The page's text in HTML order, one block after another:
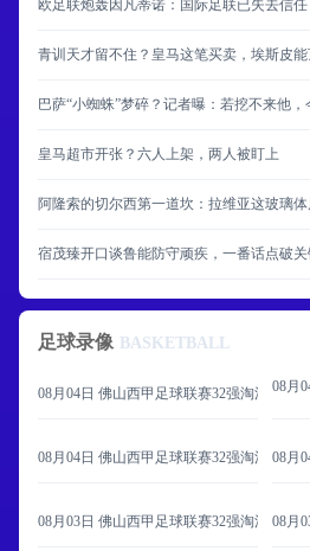
欧足联炮轰因凡蒂诺：国际足联已失去信
青训天才留不住？皇马这笔买卖，埃斯皮
巴萨“小蜘蛛”梦碎？记者曝：若挖不来他
皇马超市开张？六人上架，两人被盯上
阿隆索的切尔西第一道坎：拉维亚这玻璃体
宿茂臻开口谈鲁能防守顽疾，一番话点破
足球录像 BASKETBALL
08月04日 佛山西甲足球联赛32强淘汰赛 肇
08月
08月04日 佛山西甲足球联赛32强淘汰赛 广
08月
08月03日 佛山西甲足球联赛32强淘汰赛08月